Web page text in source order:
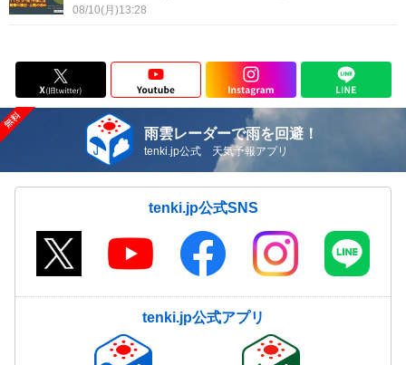
08/10(月)13:28
雨雲レーダーで雨を回避！
tenki.jp公式 天気予報アプリ
tenki.jp公式SNS
tenki.jp公式アプリ